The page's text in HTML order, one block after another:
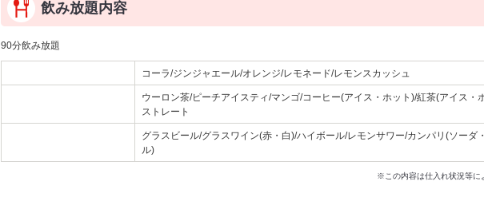
飲み放題内容
90分飲み放題
コーラ/ジンジャエール/オレンジ/レモネード/レモンスカッシュ
ウーロン茶/ピーチアイスティ/マンゴ/コーヒー(アイス・ホット)/紅茶(アイス・
ストレート
グラスビール/グラスワイン(赤・白)/ハイボール/レモンサワー/カンパリ(ソーダ
ル)
※この内容は仕入れ状況等に